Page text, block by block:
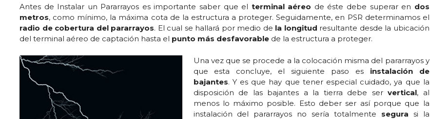
Antes de Instalar un Pararrayos es importante saber que el terminal aéreo de éste debe superar en dos
metros, como mínimo, la máxima cota de la estructura a proteger. Seguidamente, en PSR determinamos el
radio de cobertura del pararrayos. El cual se hallará por medio de la longitud resultante desde la ubicación
del terminal aéreo de captación hasta el punto más desfavorable de la estructura a proteger.
Una vez que se procede a la colocación misma del pararrayos y
que esta concluye, el siguiente paso es instalación de
bajantes. Y es que hay que tener especial cuidado, ya que la
disposición de las bajantes a la tierra debe servertical, al
menos lo máximo posible. Esto deber ser así porque que la
instalación del pararrayos no sería totalmente segura si la